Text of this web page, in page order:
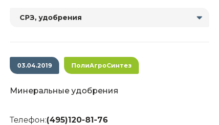
СРЗ, удобрения
03.04.2019 ПолиАгроСинтез
Минеральные удобрения
Телефон:(495)120-81-76